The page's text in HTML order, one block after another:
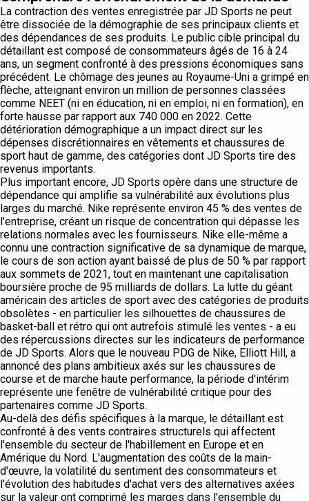
La contraction des ventes enregistrée par JD Sports ne peut
être dissociée de la démographie de ses principaux clients et
des dépendances de ses produits. Le public cible principal du
détaillant est composé de consommateurs âgés de 16 à 24
ans, un segment confronté à des pressions économiques sans
précédent. Le chômage des jeunes au Royaume-Uni a grimpé en
flèche, atteignant environ un million de personnes classées
comme NEET (ni en éducation, ni en emploi, ni en formation), en
forte hausse par rapport aux 740 000 en 2022. Cette
détérioration démographique a un impact direct sur les
dépenses discrétionnaires en vêtements et chaussures de
sport haut de gamme, des catégories dont JD Sports tire des
revenus importants.
Plus important encore, JD Sports opère dans une structure de
dépendance qui amplifie sa vulnérabilité aux évolutions plus
larges du marché. Nike représente environ 45 % des ventes de
l'entreprise, créant un risque de concentration qui dépasse les
relations normales avec les fournisseurs. Nike elle-même a
connu une contraction significative de sa dynamique de marque,
le cours de son action ayant baissé de plus de 50 % par rapport
aux sommets de 2021, tout en maintenant une capitalisation
boursière proche de 95 milliards de dollars. La lutte du géant
américain des articles de sport avec des catégories de produits
obsolètes - en particulier les silhouettes de chaussures de
basket-ball et rétro qui ont autrefois stimulé les ventes - a eu
des répercussions directes sur les indicateurs de performance
de JD Sports. Alors que le nouveau PDG de Nike, Elliott Hill, a
annoncé des plans ambitieux axés sur les chaussures de
course et de marche haute performance, la période d'intérim
représente une fenêtre de vulnérabilité critique pour des
partenaires comme JD Sports.
Au-delà des défis spécifiques à la marque, le détaillant est
confronté à des vents contraires structurels qui affectent
l'ensemble du secteur de l'habillement en Europe et en
Amérique du Nord. L'augmentation des coûts de la main-
d'œuvre, la volatilité du sentiment des consommateurs et
l'évolution des habitudes d'achat vers des alternatives axées
sur la valeur ont comprimé les marges dans l'ensemble du